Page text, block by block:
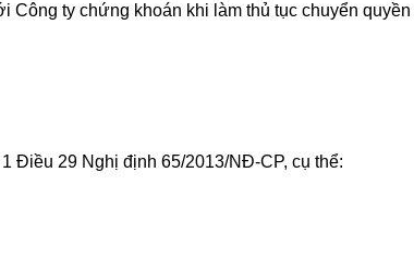
ty chứng khoán khi làm thủ tục chuyển
Điều 29 Nghị định 65/2013/NĐ-CP, cụ thể: